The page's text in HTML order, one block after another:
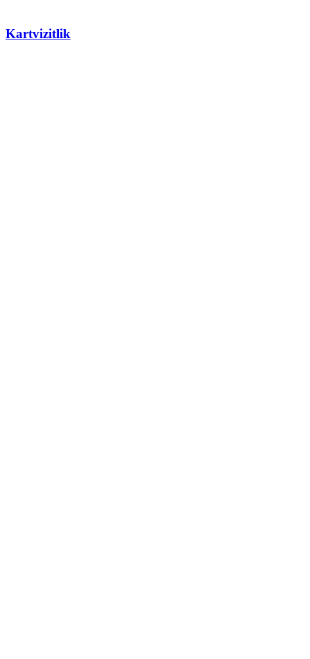
Kartvizitlik